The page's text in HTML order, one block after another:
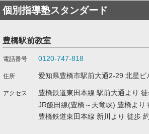
個別指導塾スタンダード
豊橋駅前教室
0120-747-818
愛知県豊橋市駅前大通2-29 北星ビ
豊橋鉄道東田本線 駅前大通より
JR飯田線(豊橋～天竜峡) 豊橋より
豊橋鉄道東田本線 新川より 徒歩